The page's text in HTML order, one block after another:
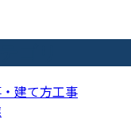
建て方工事